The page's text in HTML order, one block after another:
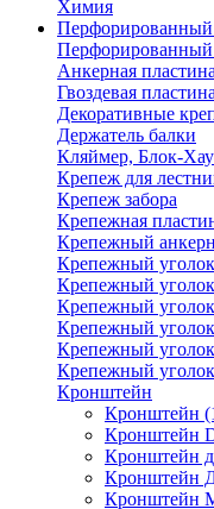
Химия
Анкерная пластина
Гвоздевая пластина
Декоративные
Держатель балки
Кляймер, Блок-
Крепеж для
Крепеж забора
Крепежная
Крепежный
Крепежный уголок
Крепежный
Крепежный
Крепежный
Крепежный
Крепежный
Кронштейн
Кронштейн
Кронштейн
Кронштейн
Кронштейн
Кронштейн